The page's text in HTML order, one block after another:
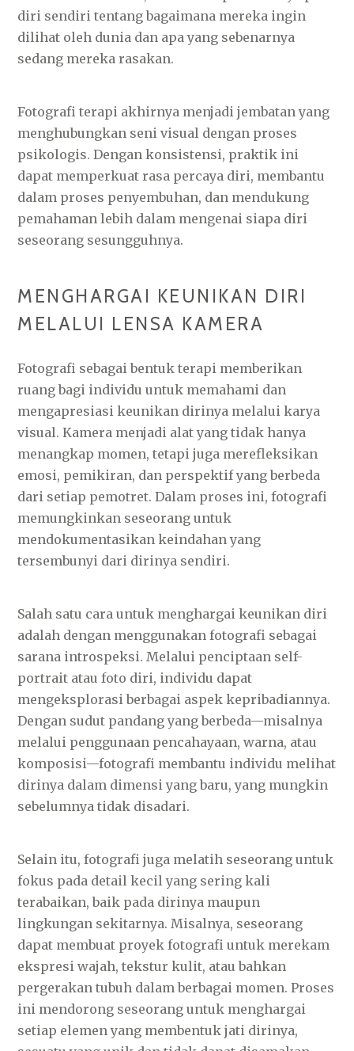
diri sendiri tentang bagaimana mereka ingin
dilihat oleh dunia dan apa yang sebenarnya
sedang mereka rasakan.
Fotografi terapi akhirnya menjadi jembatan yang
menghubungkan seni visual dengan proses
psikologis. Dengan konsistensi, praktik ini
dapat memperkuat rasa percaya diri, membantu
dalam proses penyembuhan, dan mendukung
pemahaman lebih dalam mengenai siapa diri
seseorang sesungguhnya.
MENGHARGAI KEUNIKAN DIRI
MELALUI LENSA KAMERA
Fotografi sebagai bentuk terapi memberikan
ruang bagi individu untuk memahami dan
mengapresiasi keunikan dirinya melalui karya
visual. Kamera menjadi alat yang tidak hanya
menangkap momen, tetapi juga merefleksikan
emosi, pemikiran, dan perspektif yang berbeda
dari setiap pemotret. Dalam proses ini, fotografi
memungkinkan seseorang untuk
mendokumentasikan keindahan yang
tersembunyi dari dirinya sendiri.
Salah satu cara untuk menghargai keunikan diri
adalah dengan menggunakan fotografi sebagai
sarana introspeksi. Melalui penciptaan self-
portrait atau foto diri, individu dapat
mengeksplorasi berbagai aspek kepribadiannya.
Dengan sudut pandang yang berbeda—misalnya
melalui penggunaan pencahayaan, warna, atau
komposisi—fotografi membantu individu melihat
dirinya dalam dimensi yang baru, yang mungkin
sebelumnya tidak disadari.
Selain itu, fotografi juga melatih seseorang untuk
fokus pada detail kecil yang sering kali
terabaikan, baik pada dirinya maupun
lingkungan sekitarnya. Misalnya, seseorang
dapat membuat proyek fotografi untuk merekam
ekspresi wajah, tekstur kulit, atau bahkan
pergerakan tubuh dalam berbagai momen. Proses
ini mendorong seseorang untuk menghargai
setiap elemen yang membentuk jati dirinya,